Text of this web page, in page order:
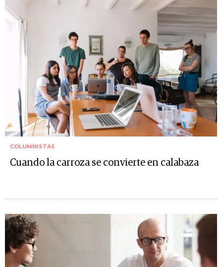
COLUMNISTAS
Cuando la carroza se convierte en calabaza